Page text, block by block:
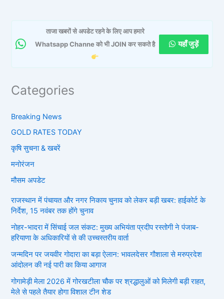
ताजा खबरों से अपडेट रहने के लिए आप हमारे
Whatsapp Channe को भी JOIN कर सकते है
यहाँ जुड़ें
Categories
Breaking News
GOLD RATES TODAY
कृषि सुचना & खबरें
मनोरंजन
मौसम अपडेट
राजस्थान में पंचायत और नगर निकाय चुनाव को लेकर बड़ी खबर: हाईकोर्ट के
निर्देश, 15 नवंबर तक होंगे चुनाव
नोहर-भादरा में सिंचाई जल संकट: मुख्य अभियंता प्रदीप रस्तोगी ने पंजाब-
हरियाणा के अधिकारियों से की उच्चस्तरीय वार्ता
जन्मदिन पर जयवीर गोदारा का बड़ा ऐलान: भावलदेसर गौशाला से मरुप्रदेश
आंदोलन की नई पारी का किया आगाज
गोगामेड़ी मेला 2026 में गोरखटीला चौक पर श्रद्धालुओं को मिलेगी बड़ी राहत,
मेले से पहले तैयार होगा विशाल टीन शेड